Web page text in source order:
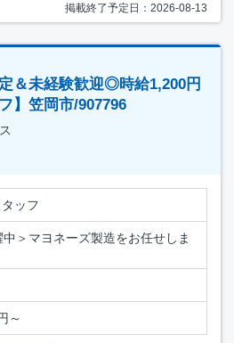
掲載終了予定日：2026-08-13
＆未経験歓迎◎時給1,200円
】笠岡市/907796
ッフ
中＞マヨネーズ製造をお任せしま
～